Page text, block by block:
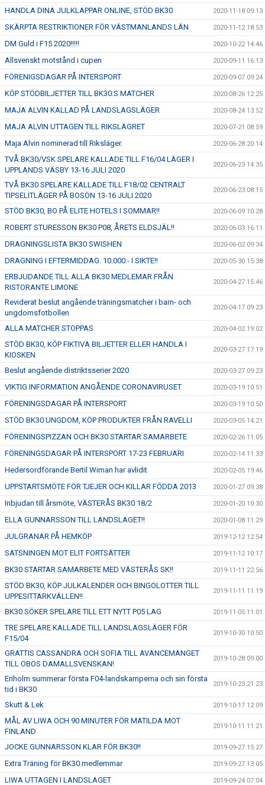
HANDLA DINA JULKLAPPAR ONLINE, STÖD BK30 2020-11-18 09:13
SKÄRPTA RESTRIKTIONER FÖR VÄSTMANLANDS LÄN 2020-11-12 18:53
DM Guld i F15 2020!!!!! 2020-10-22 14:46
Allsvenskt motstånd i cupen 2020-09-11 16:13
FÖRENIGSDAGAR PÅ INTERSPORT 2020-09-07 09:24
KÖP STÖDBILJETTER TILL BK30:S MATCHER 2020-08-26 12:25
MAJA ALVIN KALLAD PÅ LANDSLAGSLÄGER 2020-08-24 13:52
MAJA ALVIN UTTAGEN TILL RIKSLÄGRET 2020-07-21 08:59
Maja Alvin nominerad till Riksläger. 2020-06-28 20:14
TVÅ BK30/VSK SPELARE KALLADE TILL F16/04 LÄGER I
UPPLANDS VÄSBY 13-16 JULI 2020
2020-06-23 14:35
TVÅ BK30 SPELARE KALLADE TILL F18/02 CENTRALT
TIPSELITLÄGER PÅ BOSÖN 13-16 JULI 2020
2020-06-23 08:15
STÖD BK30, BO PÅ ELITE HOTELS I SOMMAR!! 2020-06-09 10:28
ROBERT STURESSON BK30 P08, ÅRETS ELDSJÄL!! 2020-06-03 16:11
DRAGNINGSLISTA BK30 SWISHEN 2020-06-02 09:34
DRAGNING I EFTERMIDDAG. 10.000:- I SIKTE!! 2020-05-30 15:38
ERBJUDANDE TILL ALLA BK30 MEDLEMAR FRÅN
RISTORANTE LIMONE
2020-04-27 15:46
Reviderat beslut angående träningsmatcher i barn- och
ungdomsfotbollen
2020-04-17 09:23
ALLA MATCHER STOPPAS 2020-04-02 19:02
STÖD BK30, KÖP FIKTIVA BILJETTER ELLER HANDLA I
KIOSKEN
2020-03-27 17:19
Beslut angående distriktsserier 2020 2020-03-27 09:23
VIKTIG INFORMATION ANGÅENDE CORONAVIRUSET 2020-03-19 10:51
FÖRENINGSDAGAR PÅ INTERSPORT 2020-03-19 10:50
STÖD BK30 UNGDOM, KÖP PRODUKTER FRÅN RAVELLI 2020-03-05 14:21
FÖRENINGSPIZZAN OCH BK30 STARTAR SAMARBETE 2020-02-26 11:05
FÖRENINGSDAGAR PÅ INTERSPORT 17-23 FEBRUARI 2020-02-14 11:33
Hedersordförande Bertil Wiman har avlidit 2020-02-05 19:46
UPPSTARTSMÖTE FÖR TJEJER OCH KILLAR FÖDDA 2013 2020-01-27 09:38
Inbjudan till årsmöte, VÄSTERÅS BK30 18/2 2020-01-20 10:30
ELLA GUNNARSSON TILL LANDSLAGET!! 2020-01-08 11:29
JULGRANAR PÅ HEMKÖP 2019-12-12 12:54
SATSNINGEN MOT ELIT FORTSÄTTER 2019-11-12 10:17
BK30 STARTAR SAMARBETE MED VÄSTERÅS SK!! 2019-11-11 22:56
STÖD BK30, KÖP JULKALENDER OCH BINGOLOTTER TILL
UPPESITTARKVÄLLEN!!
2019-11-11 11:19
BK30 SÖKER SPELARE TILL ETT NYTT P05 LAG 2019-11-05 11:01
TRE SPELARE KALLADE TILL LANDSLAGSLÄGER FÖR
F15/04
2019-10-30 10:50
GRATTIS CASSANDRA OCH SOFIA TILL AVANCEMANGET
TILL OBOS DAMALLSVENSKAN!
2019-10-28 09:00
Eriholm summerar första F04-landskamperna och sin första
tid i BK30
2019-10-23 21:23
Skutt & Lek 2019-10-17 12:09
MÅL AV LIWA OCH 90 MINUTER FÖR MATILDA MOT
FINLAND
2019-10-11 11:21
JOCKE GUNNARSSON KLAR FÖR BK30!! 2019-09-27 15:27
Extra Träning för BK30 medlemmar 2019-09-27 13:05
LIWA UTTAGEN I LANDSLAGET 2019-09-24 07:04